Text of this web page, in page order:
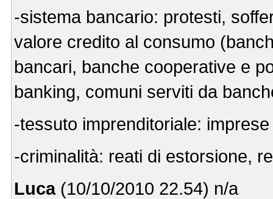
-sistema bancario: protesti,
valore credito al consumo
bancari, banche cooperative e
banking, comuni serviti da
-tessuto imprenditoriale:
-criminalità: reati di estorsione,
Luca(10/10/2010 22.54) n/a